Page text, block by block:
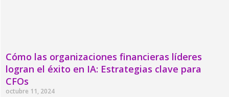
Cómo las organizaciones financieras líderes
logran el éxito en IA: Estrategias clave para
CFOs
octubre 11, 2024